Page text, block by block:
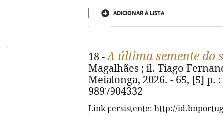
ADICIONAR À LISTA
18 -A última semente do
Magalhães ; il. Tiago
Meialonga, 2026. - 65, [5] p.
9897904332
Link persistente: http://